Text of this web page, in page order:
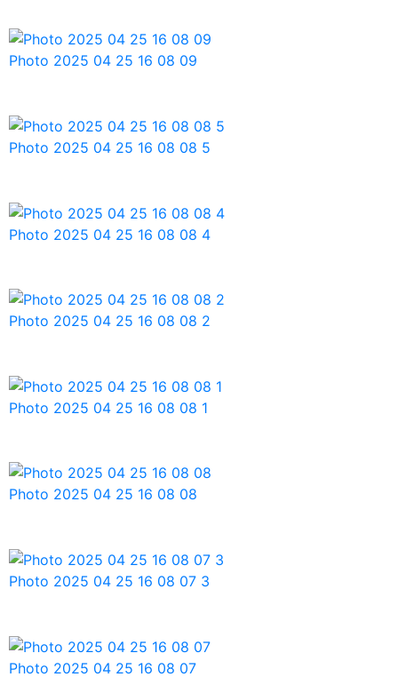
Photo 2025 04 25 16 08 09
Photo 2025 04 25 16 08 08 5
Photo 2025 04 25 16 08 08 4
Photo 2025 04 25 16 08 08 2
Photo 2025 04 25 16 08 08 1
Photo 2025 04 25 16 08 08
Photo 2025 04 25 16 08 07 3
Photo 2025 04 25 16 08 07